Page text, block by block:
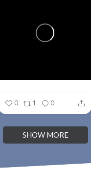
0 1 0
SHOW MORE